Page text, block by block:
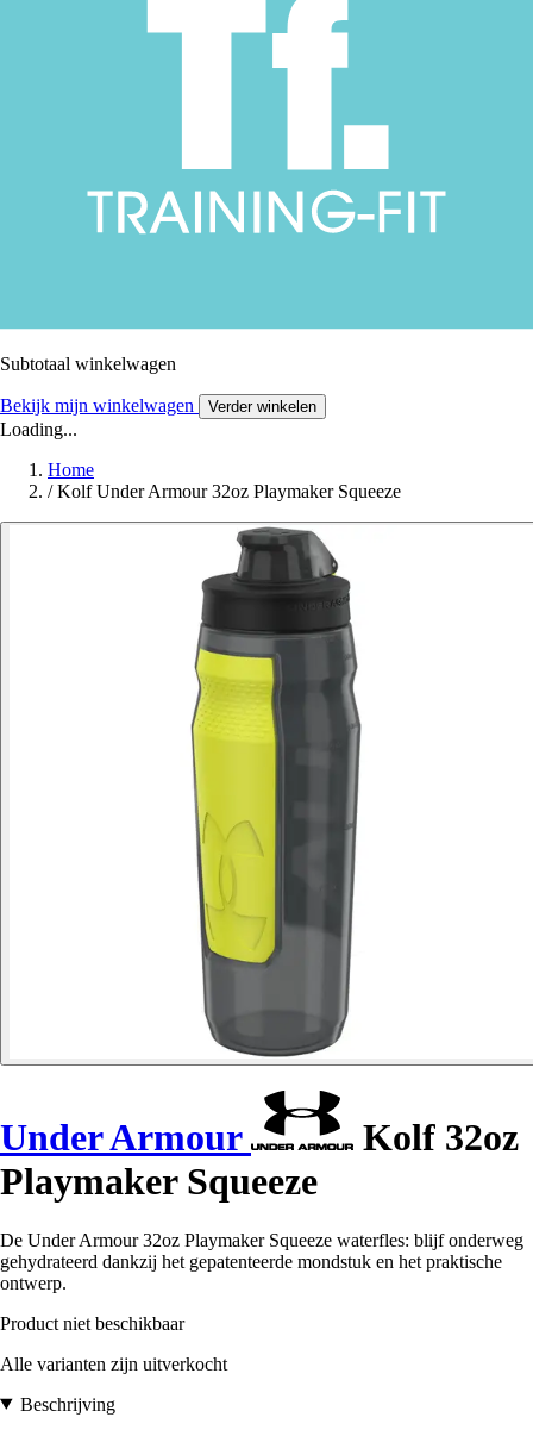
Subtotaal winkelwagen
Bekijk mijn winkelwagen Verder winkelen
Loading...
Home
/ Kolf Under Armour 32oz Playmaker Squeeze
Under Armour
Kolf 32oz
Playmaker Squeeze
De Under Armour 32oz Playmaker Squeeze waterfles: blijf onderweg
gehydrateerd dankzij het gepatenteerde mondstuk en het praktische
ontwerp.
Product niet beschikbaar
Alle varianten zijn uitverkocht
Beschrijving